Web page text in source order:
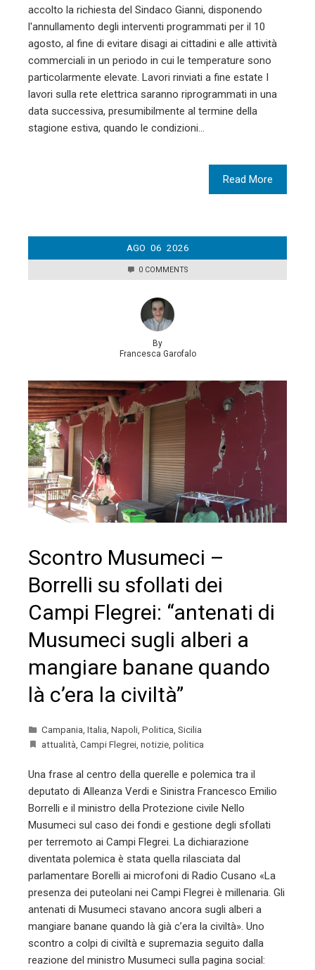
accolto la richiesta del Sindaco Gianni, disponendo
l'annullamento degli interventi programmati per il 10
agosto, al fine di evitare disagi ai cittadini e alle attività
commerciali in un periodo in cui le temperature sono
particolarmente elevate. Lavori rinviati a fine estate I
lavori sulla rete elettrica saranno riprogrammati in una
data successiva, presumibilmente al termine della
stagione estiva, quando le condizioni…
Read More
AGO 06 2026
0 COMMENTS
By
Francesca Garofalo
Scontro Musumeci –
Borrelli su sfollati dei
Campi Flegrei: “antenati di
Musumeci sugli alberi a
mangiare banane quando
là c’era la civiltà”
Campania Italia Napoli Politica Sicilia
attualità Campi Flegrei notizie politica
Una frase al centro della querelle e polemica tra il
deputato di Alleanza Verdi e Sinistra Francesco Emilio
Borrelli e il ministro della Protezione civile Nello
Musumeci sul caso dei fondi e gestione degli sfollati
per terremoto ai Campi Flegrei. La dichiarazione
diventata polemica è stata quella rilasciata dal
parlamentare Borelli ai microfoni di Radio Cusano «La
presenza dei puteolani nei Campi Flegrei è millenaria. Gli
antenati di Musumeci stavano ancora sugli alberi a
mangiare banane quando là già c’era la civiltà». Uno
scontro a colpi di civiltà e supremazia seguito dalla
reazione del ministro Musumeci sulla pagina social: